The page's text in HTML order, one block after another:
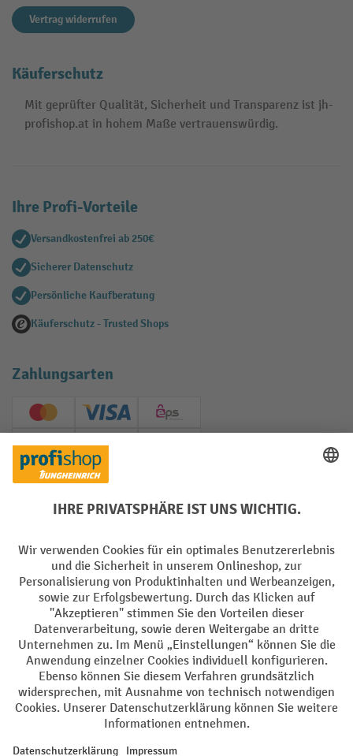
Vertrag widerrufen
Käuferschutz
Mit geprüfter Qualität, Sicherheit und Transparenz ist jh-
profishop.at in hohem Maße vertrauenswürdig.
Ihre Profi-Vorteile
Versandkostenfrei ab 250€
Sicherer Datenschutz
Persönliche Kaufberatung
Käuferschutz - Trusted Shops
Zahlungsarten
Creditcard (Master)Creditcard (Visa)
EPS
PayPal
Soziale Netzwerke
Impressum Datenschutz
Barrierefreiheit Privacy Settings
Alle Preise exkl. gesetzl. Mehrwertsteuer zzgl.Versandkostenund ggf.
Nachnahmegebühren, wenn nicht anders angegeben.
¹ Der Rabatt gilt so lange der Vorrat reicht. Der Rabatt gilt nicht auf